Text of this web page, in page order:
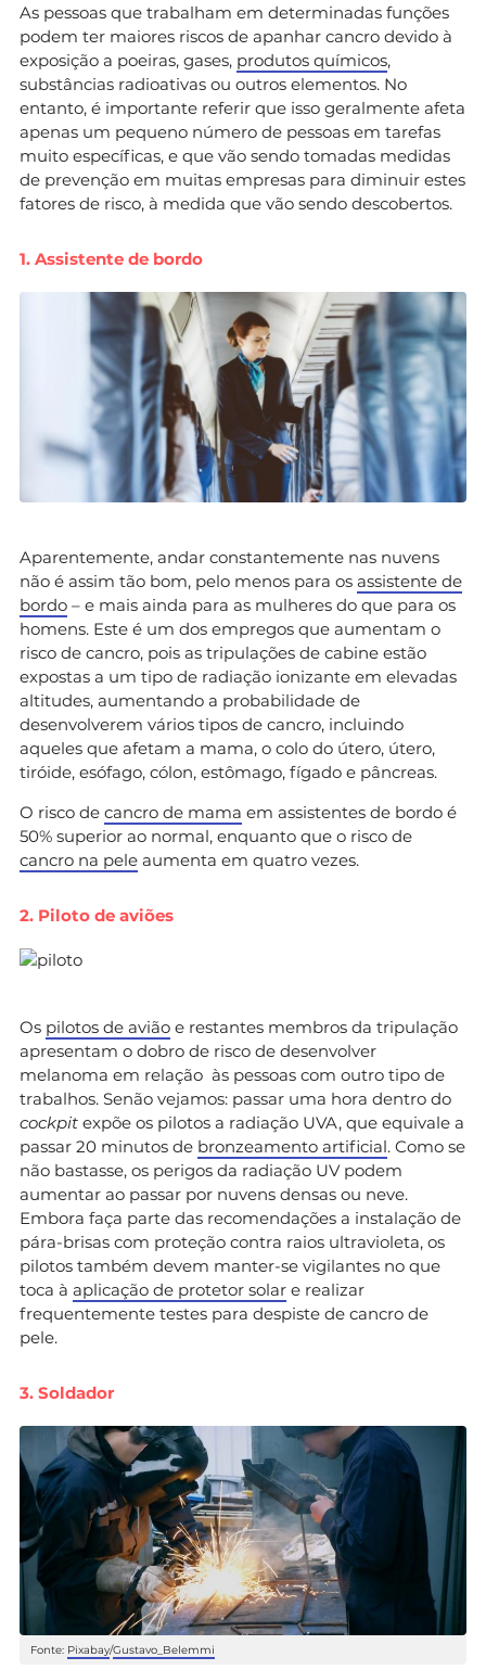
As pessoas que trabalham em determinadas funções
podem ter maiores riscos de apanhar cancro devido à
exposição a poeiras, gases, produtos químicos,
substâncias radioativas ou outros elementos. No
entanto, é importante referir que isso geralmente afeta
apenas um pequeno número de pessoas em tarefas
muito específicas, e que vão sendo tomadas medidas
de prevenção em muitas empresas para diminuir estes
fatores de risco, à medida que vão sendo descobertos.
1. Assistente de bordo
Aparentemente, andar constantemente nas nuvens
não é assim tão bom, pelo menos para os assistente de
bordo – e mais ainda para as mulheres do que para os
homens. Este é um dos empregos que aumentam o
risco de cancro, pois as tripulações de cabine estão
expostas a um tipo de radiação ionizante em elevadas
altitudes, aumentando a probabilidade de
desenvolverem vários tipos de cancro, incluindo
aqueles que afetam a mama, o colo do útero, útero,
tiróide, esófago, cólon, estômago, fígado e pâncreas.
O risco de cancro de mama em assistentes de bordo é
50% superior ao normal, enquanto que o risco de
cancro na pele aumenta em quatro vezes.
2. Piloto de aviões
Os pilotos de avião e restantes membros da tripulação
apresentam o dobro de risco de desenvolver
melanoma em relação às pessoas com outro tipo de
trabalhos. Senão vejamos: passar uma hora dentro do
cockpit expõe os pilotos a radiação UVA, que equivale a
passar 20 minutos de bronzeamento artificial. Como se
não bastasse, os perigos da radiação UV podem
aumentar ao passar por nuvens densas ou neve.
Embora faça parte das recomendações a instalação de
pára-brisas com proteção contra raios ultravioleta, os
pilotos também devem manter-se vigilantes no que
toca à aplicação de protetor solar e realizar
frequentemente testes para despiste de cancro de
pele.
3. Soldador
Fonte: Pixabay/Gustavo_Belemmi